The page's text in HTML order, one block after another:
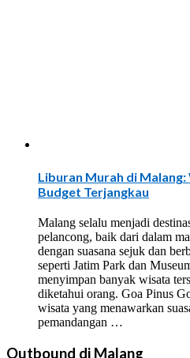
Liburan Murah di Malang:
Budget Terjangkau
Malang selalu menjadi
pelancong, baik dari dalam
dengan suasana sejuk dan
seperti Jatim Park dan
menyimpan banyak wisata
diketahui orang. Goa Pinus
wisata yang menawarkan
pemandangan …
Outbound di Malang